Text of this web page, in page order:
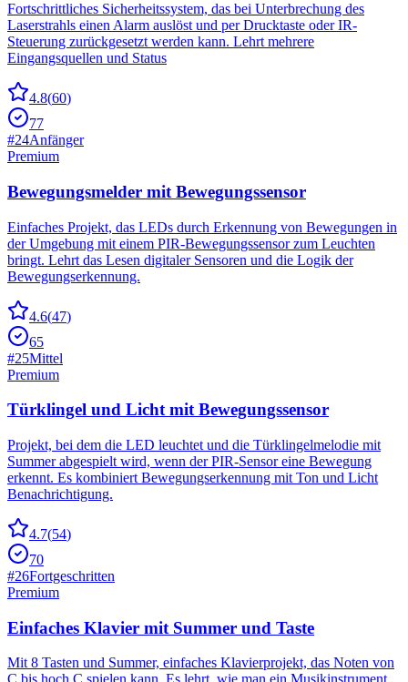
Fortschrittliches Sicherheitssystem, das bei Unterbrechung des
Laserstrahls einen Alarm auslöst und per Drucktaste oder IR-
Steuerung zurückgesetzt werden kann. Lehrt mehrere
Eingangsquellen und Status
4.8(60)
77
#24Anfänger
Premium
Bewegungsmelder mit Bewegungssensor
Einfaches Projekt, das LEDs durch Erkennung von Bewegungen in
der Umgebung mit einem PIR-Bewegungssensor zum Leuchten
bringt. Lehrt das Lesen digitaler Sensoren und die Logik der
Bewegungserkennung.
4.6(47)
65
#25Mittel
Premium
Türklingel und Licht mit Bewegungssensor
Projekt, bei dem die LED leuchtet und die Türklingelmelodie mit
Summer abgespielt wird, wenn der PIR-Sensor eine Bewegung
erkennt. Es kombiniert Bewegungserkennung mit Ton und Licht
Benachrichtigung.
4.7(54)
70
#26Fortgeschritten
Premium
Einfaches Klavier mit Summer und Taste
Mit 8 Tasten und Summer, einfaches Klavierprojekt, das Noten von